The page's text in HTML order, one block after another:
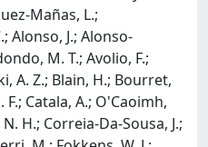
Mañas, L.;
Alonso, J.; Alonso-
M. T.; Avolio, F.;
A. Z.; Blain, H.; Bourret,
Catala, A.; O'Caoimh,
H.; Correia-Da-Sousa, J.;